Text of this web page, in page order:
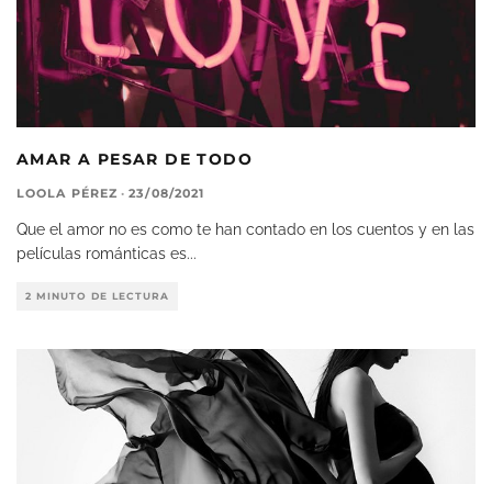
AMAR A PESAR DE TODO
LOOLA PÉREZ · 23/08/2021
Que el amor no es como te han contado en los cuentos y en las
películas románticas es...
2 MINUTO DE LECTURA